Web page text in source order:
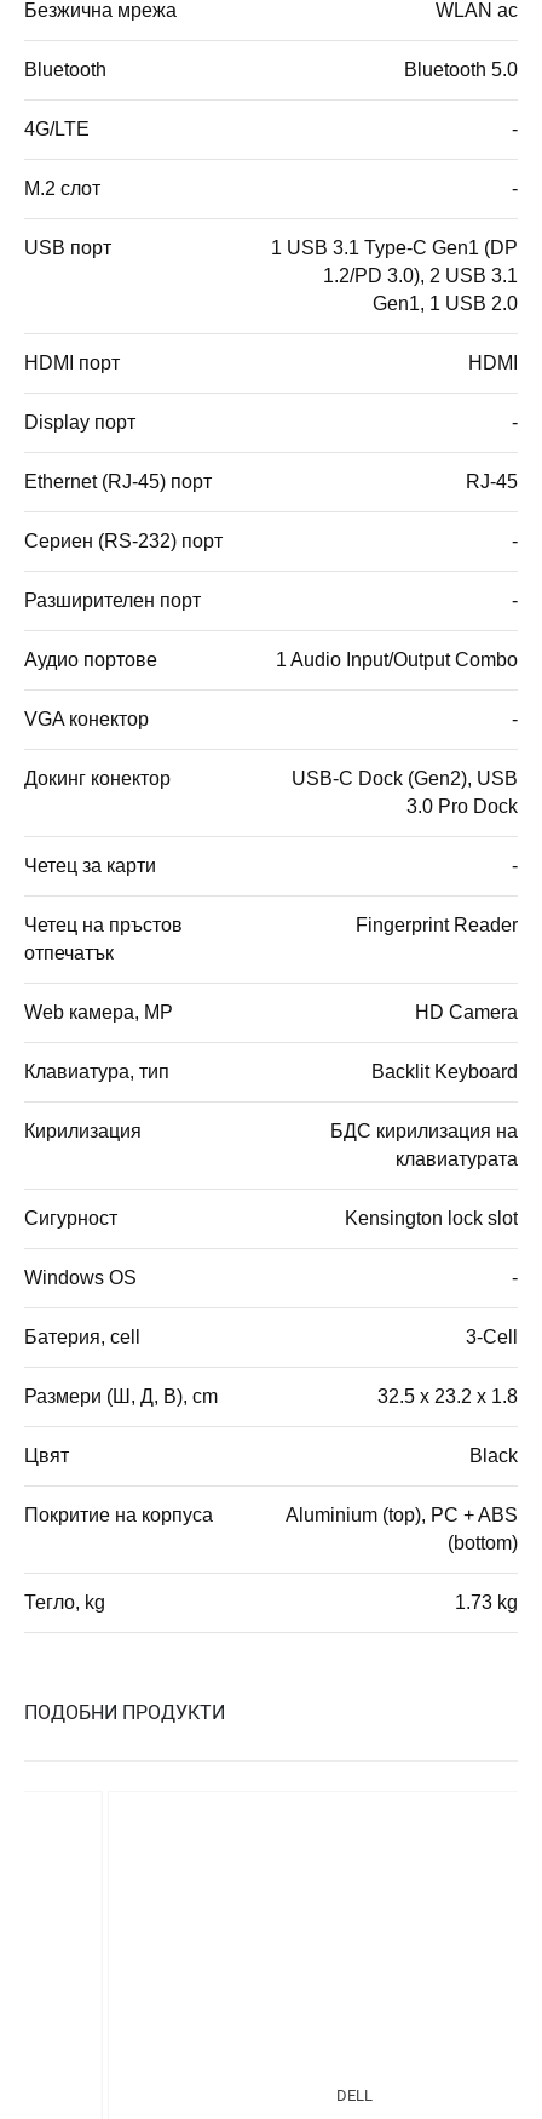
Безжична мрежа WLAN ac
Bluetooth Bluetooth 5.0
4G/LTE -
M.2 слот -
USB порт
1 USB 3.1 Type-C Gen1 (DP
1.2/PD 3.0), 2 USB 3.1
Gen1, 1 USB 2.0
HDMI порт HDMI
Display порт -
Ethernet (RJ-45) порт RJ-45
Сериен (RS-232) порт -
Разширителен порт -
Аудио портове 1 Audio Input/Output Combo
VGA конектор -
Докинг конектор
USB-C Dock (Gen2), USB
3.0 Pro Dock
Четец за карти -
Четец на пръстов
отпечатък
Fingerprint Reader
Web камера, MP HD Camera
Клавиатура, тип Backlit Keyboard
Кирилизация
БДС кирилизация на
клавиатурата
Сигурност Kensington lock slot
Windows OS -
Батерия, cell 3-Cell
Размери (Ш, Д, В), cm 32.5 x 23.2 x 1.8
Цвят Black
Покритие на корпуса
Aluminium (top), PC + ABS
(bottom)
Тегло, kg 1.73 kg
ПОДОБНИ ПРОДУКТИ